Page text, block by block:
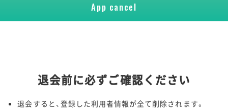
App cancel
退会前に必ずご確認ください
退会すると、登録した利用者情報が全て削除されます。